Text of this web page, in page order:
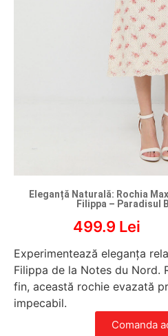
Eleganță Naturală: Rochia
Filippa – Paradisul
499.9 Lei
Experimentează eleganța
Filippa de la Notes du Nord.
fin, această rochie evazată
impecabil.
Comanda